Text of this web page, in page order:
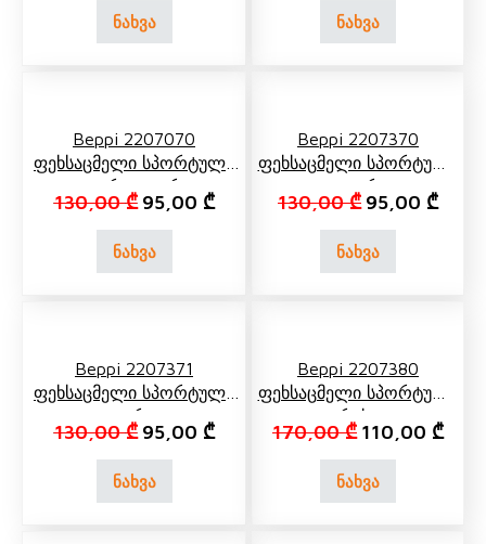
ნახვა ნახვა
Beppi 2207070
Ფეხსაცმელი Სპორტული
Თეთრი, Ლურჯი
130,00₾ Original price was: 130,00 ₾.
95,00 ₾Current price is: 95,00 ₾.
ნახვა
Beppi 2207370
Ფეხსაცმელი Სპორტული
Თეთრი
130,00₾ Original price
95,00 ₾
ნახვა
Beppi 2207371
Ფეხსაცმელი Სპორტული
Ლურჯი
130,00₾ Original price was: 130,00 ₾.
95,00 ₾Current price is: 95,00 ₾.
ნახვა
Beppi 2207380
Ფეხსაცმელი Სპორტული
Რუხი
170,00₾ Original price
110,00 ₾
ნახვა